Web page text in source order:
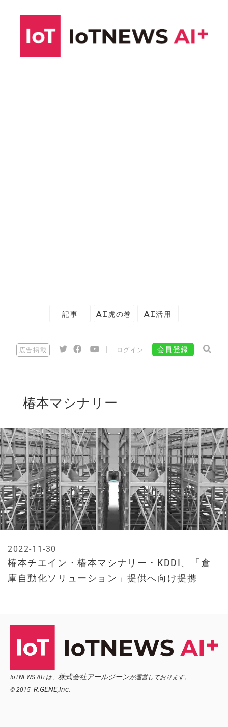
記事 AI虎の巻 AI活用
広告掲載 ログイン 会員登録
椿本マシナリー
椿本チエイン・椿本マシナリー・KDDI、「倉
庫自動化ソリューション」提供へ向け提携
2022-11-30
IoTNEWS AI+は、 株式会社アールジーンが運営しております。
© 2015- R.GENE,Inc.